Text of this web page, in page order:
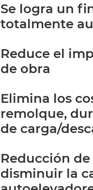
Se logra un
totalmente
Reduce el
de obra
Elimina los
remolque,
de carga/
Reducción de
disminuir la